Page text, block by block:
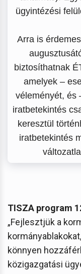
ügyintézési
Arra is
biztosíthatnak
amelyek –
véleményét, és
iratbetekintés
keresztül
iratbetekintés
TISZA program
„Fejlesztjük a
könnyen
közigazgatási